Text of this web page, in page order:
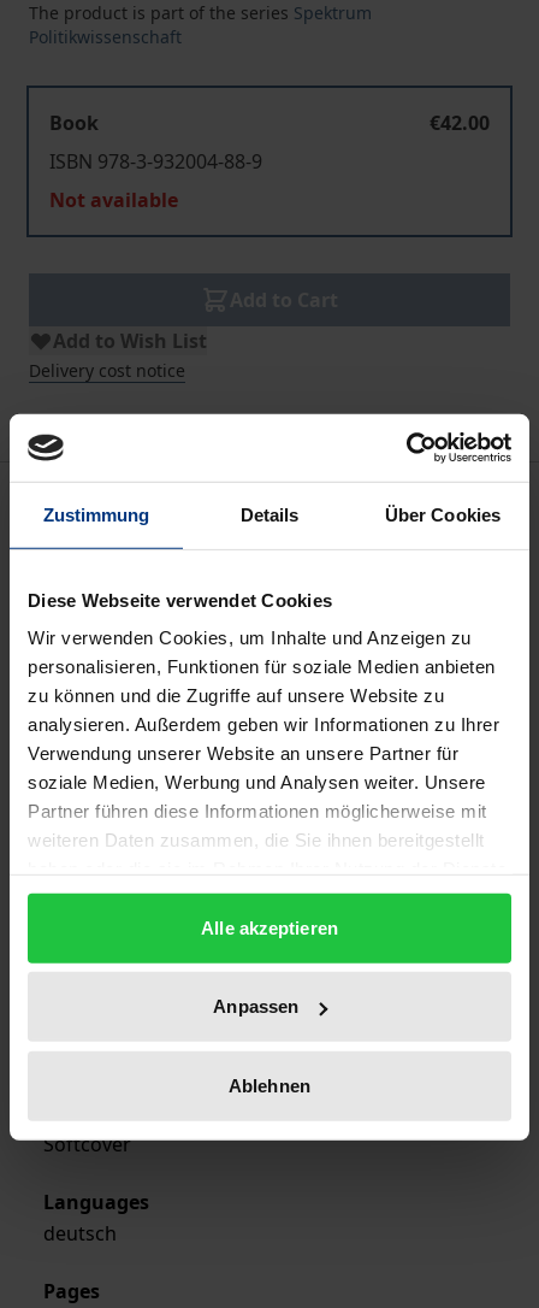
Zustimmung Details Über Cookies
Diese Webseite verwendet Cookies
Wir verwenden Cookies, um Inhalte und Anzeigen zu
personalisieren, Funktionen für soziale Medien anbieten
zu können und die Zugriffe auf unsere Website zu
analysieren. Außerdem geben wir Informationen zu Ihrer
Verwendung unserer Website an unsere Partner für
soziale Medien, Werbung und Analysen weiter. Unsere
Partner führen diese Informationen möglicherweise mit
weiteren Daten zusammen, die Sie ihnen bereitgestellt
gesammelt haben.
Alle akzeptieren
Anpassen
Ablehnen
The product is part of the series Spektrum
Politikwissenschaft
Book
€42.00
ISBN 978-3-932004-88-9
Not available
Add to Wish List
Delivery cost notice
1
ISBN
978-3-932004-88-9
Subtitle
Das Epigramm des 17. und 18. Jahrhunderts
Publication Date
Year of Publication
1998
Ergon
Softcover
Languages
deutsch
Pages